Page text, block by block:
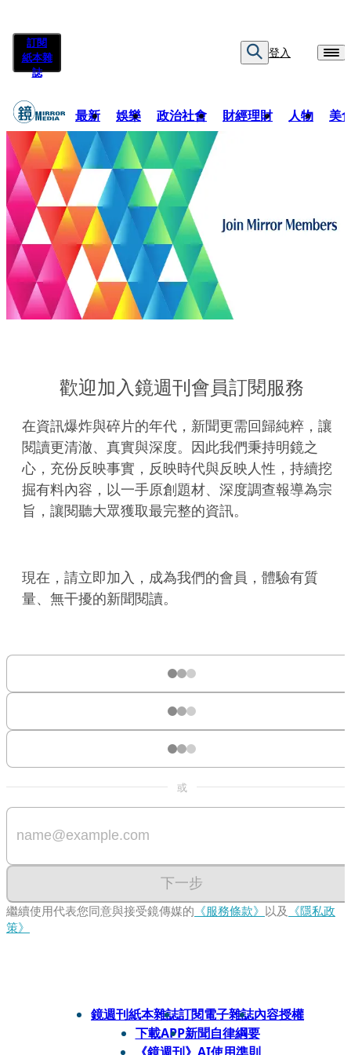
訂閱
紙本雜
誌
登入
最新 娛樂 政治社會 財經理財 人物 美
歡迎加入鏡週刊會員訂閱服務
在資訊爆炸與碎片的年代，新聞更需回歸純粹，讓
閱讀更清澈、真實與深度。因此我們秉持明鏡之
心，充份反映事實，反映時代與反映人性，持續挖
掘有料內容，以一手原創題材、深度調查報導為宗
旨，讓閱聽大眾獲取最完整的資訊。
現在，請立即加入，成為我們的會員，體驗有質
量、無干擾的新聞閱讀。
或
下一步
繼續使用代表您同意與接受鏡傳媒的 《服務條款》 以及 《隱私政
策》
鏡週刊紙本雜誌訂閱電子雜誌內容授權
下載APP新聞自律綱要